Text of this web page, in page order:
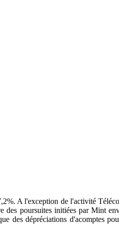
A l'exception de l'activité
poursuites initiées par Mint
des dépréciations d'acomptes